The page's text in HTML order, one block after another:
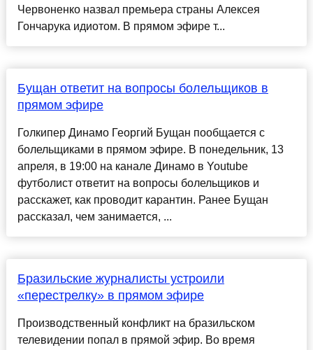
Червоненко назвал премьера страны Алексея
Гончарука идиотом. В прямом эфире т...
Бущан ответит на вопросы болельщиков в
прямом эфире
Голкипер Динамо Георгий Бущан пообщается с
болельщиками в прямом эфире. В понедельник, 13
апреля, в 19:00 на канале Динамо в Youtube
футболист ответит на вопросы болельщиков и
расскажет, как проводит карантин. Ранее Бущан
рассказал, чем занимается, ...
Бразильские журналисты устроили
«перестрелку» в прямом эфире
Производственный конфликт на бразильском
телевидении попал в прямой эфир. Во время